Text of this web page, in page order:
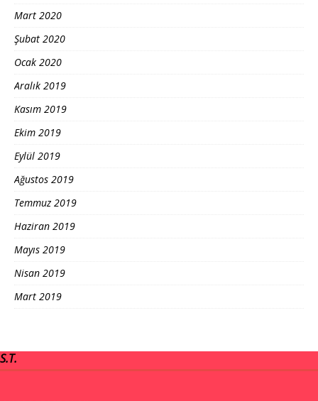
Mart 2020
Şubat 2020
Ocak 2020
Aralık 2019
Kasım 2019
Ekim 2019
Eylül 2019
Ağustos 2019
Temmuz 2019
Haziran 2019
Mayıs 2019
Nisan 2019
Mart 2019
S.T.